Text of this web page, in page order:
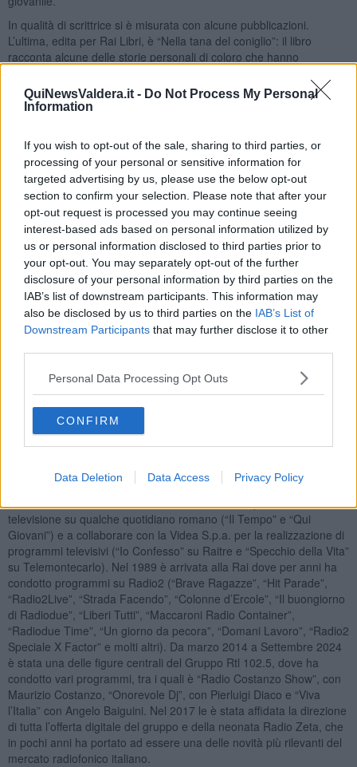
QuiNewsValdera.it - Do Not Process My Personal
Information
If you wish to opt-out of the sale, sharing to third parties, or
processing of your personal or sensitive information for
targeted advertising by us, please use the below opt-out
section to confirm your selection. Please note that after your
opt-out request is processed you may continue seeing
interest-based ads based on personal information utilized by
us or personal information disclosed to third parties prior to
your opt-out. You may separately opt-out of the further
disclosure of your personal information by third parties on the
IAB’s list of downstream participants. This information may
also be disclosed by us to third parties on the IAB’s List of
Downstream Participants that may further disclose it to other
Personal Data Processing Opt Outs
CONFIRM
Data Deletion Data Access Privacy Policy
In qualità̀ di scrittrice si è misurata con alcune pubblicazioni.
L’ultima, edita per Rai Libri, è “Nella tana del coniglio”: il libro
racconta alcune delle storie personali di coloro che hanno
affrontare il tema, si è avvalsa della collaborazione del noto
psichiatra Leonardo Mendolicchio, grazie al quale ha approfondito
FEDERICA GENTILE
E’ nata a Roma e si è avvicinata al mondo della comunicazione
degli anni del liceo.
televisione su qualche quotidiano romano (“Il Tempo” e “Qui
Giovani”) e a collaborare con la Videa S.p.a. per la realizzazione di
programmi televisivi (“Io Confesso” su Raitre e “Specchio della Vita”
su Telemontecarlo). Nel 1989 è arrivata alla Rai dove per anni ha
condotto programmi su Radio2 (“Brave Ragazze”, “Hit Parade”,
“Radio2Live”, “Strada Facendo”, “Colonne d’Ercole”, “Il buongiorno
di Radiodue”, “Liberi Tutti”, “Maccaroni Radio Container”,
“Radiodue Time”, “Un giorno da pecora”, “Domani Lavoro”, “Radio2
Speciale X Factor” e molti altri). Da marzo 2014 a Settembre 2024
è stata una delle figure centrali del Gruppo Rtl 102.5, dove ha
condotto vari programmi, tra i quali è “Radio Costanzo Show”, con
Maurizio Costanzo, “Onorevole Dj”, con Pierluigi Diaco e “Viva
l’Italia” con Angelo Baiguini. Nel 2017 le è stata affidata la direzione
di tutta l’offerta digitale del gruppo e della neonata Radio Zeta, che
in pochi anni ha portato ad essere una delle novità più rilevanti del
mercato radiofonico italiano.